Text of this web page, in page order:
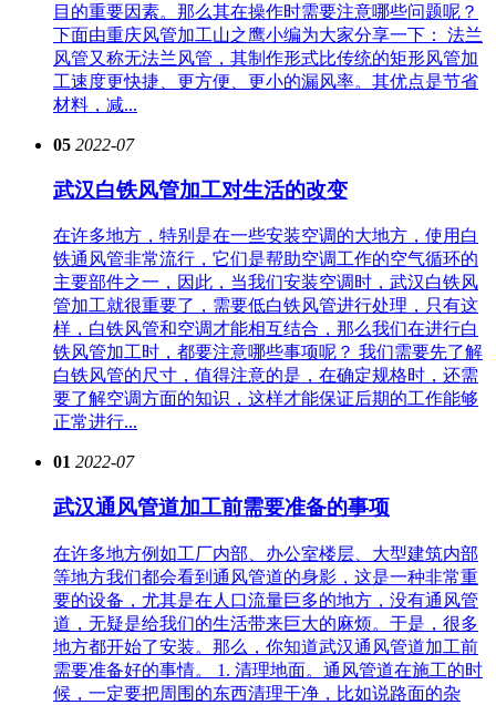
目的重要因素。那么其在操作时需要注意哪些问题呢？
下面由重庆风管加工山之鹰小编为大家分享一下： 法兰
风管又称无法兰风管，其制作形式比传统的矩形风管加
工速度更快捷、更方便、更小的漏风率。其优点是节省
材料，减...
05 2022-07
武汉白铁风管加工对生活的改变
在许多地方，特别是在一些安装空调的大地方，使用白
铁通风管非常流行，它们是帮助空调工作的空气循环的
主要部件之一，因此，当我们安装空调时，武汉白铁风
管加工就很重要了，需要低白铁风管进行处理，只有这
样，白铁风管和空调才能相互结合，那么我们在进行白
铁风管加工时，都要注意哪些事项呢？ 我们需要先了解
白铁风管的尺寸，值得注意的是，在确定规格时，还需
要了解空调方面的知识，这样才能保证后期的工作能够
正常进行...
01 2022-07
武汉通风管道加工前需要准备的事项
在许多地方例如工厂内部、办公室楼层、大型建筑内部
等地方我们都会看到通风管道的身影，这是一种非常重
要的设备，尤其是在人口流量巨多的地方，没有通风管
道，无疑是给我们的生活带来巨大的麻烦。于是，很多
地方都开始了安装。那么，你知道武汉通风管道加工前
需要准备好的事情。 1. 清理地面。通风管道在施工的时
候，一定要把周围的东西清理干净，比如说路面的杂